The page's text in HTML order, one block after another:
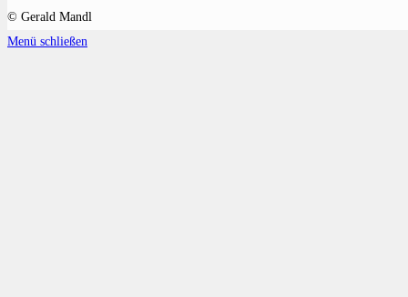
© Gerald Mandl
Menü schließen